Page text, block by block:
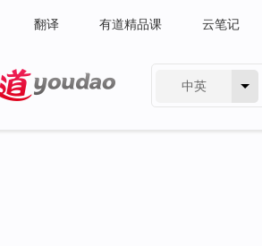
翻译 有道精品课 云笔记
中英